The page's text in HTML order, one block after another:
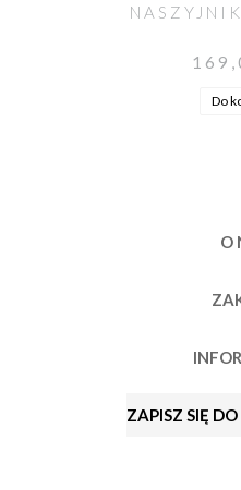
Do
O
ZAPISZ SIĘ